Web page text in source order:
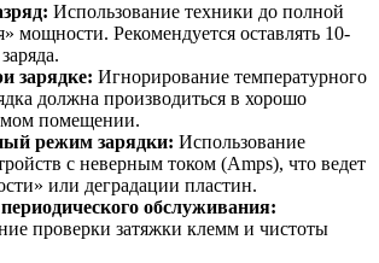
Использование техники до полной
мощности. Рекомендуется оставлять 10-
зарядке: Игнорирование температурного
должна производиться в хорошо
помещении.
режим зарядки: Использование
с неверным током (Amps), что ведет
или деградации пластин.
обслуживания:
проверки затяжки клемм и чистоты